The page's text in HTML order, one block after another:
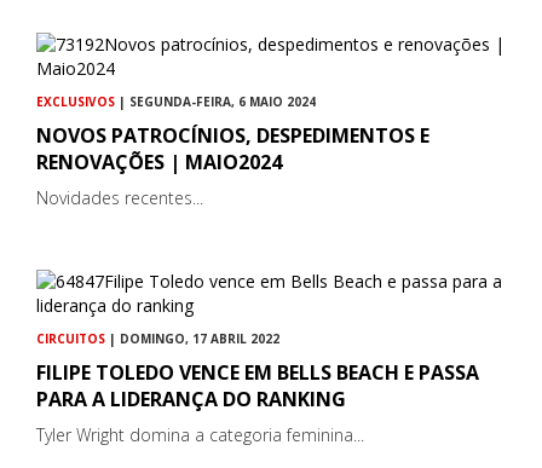
EXCLUSIVOS | SEGUNDA-FEIRA, 6 MAIO 2024
NOVOS PATROCÍNIOS, DESPEDIMENTOS E
RENOVAÇÕES | MAIO2024
Novidades recentes...
CIRCUITOS | DOMINGO, 17 ABRIL 2022
FILIPE TOLEDO VENCE EM BELLS BEACH E PASSA
PARA A LIDERANÇA DO RANKING
Tyler Wright domina a categoria feminina...